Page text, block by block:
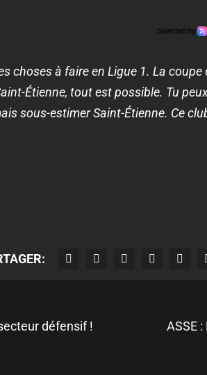
choses à faire en Ligue 1. La coupe
Étienne, tout est possible. Tu
sous-estimer Saint-Étienne. Ce
défensif ! ASSE